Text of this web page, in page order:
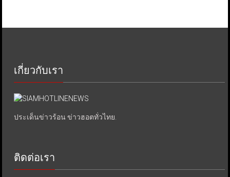
เกี่ยวกับเรา
ประเด็นข่าวร้อน ข่าวฮอตทั่วไทย.
ติดต่อเรา